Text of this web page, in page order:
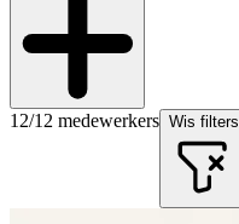
12/12 medewerkers Wis filters